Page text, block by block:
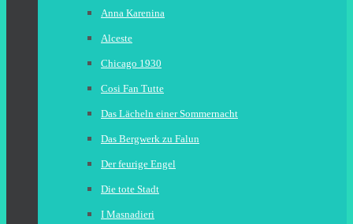
Anna Karenina
Alceste
Chicago 1930
Cosi Fan Tutte
Das Lächeln einer Sommernacht
Das Bergwerk zu Falun
Der feurige Engel
Die tote Stadt
I Masnadieri